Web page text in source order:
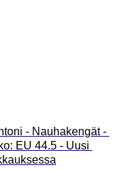
- Nauhakengät -
EU 44.5 - Uusi